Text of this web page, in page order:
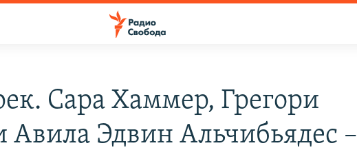
Сара Хаммер, Грегори
Авила Эдвин Альчибьядес –